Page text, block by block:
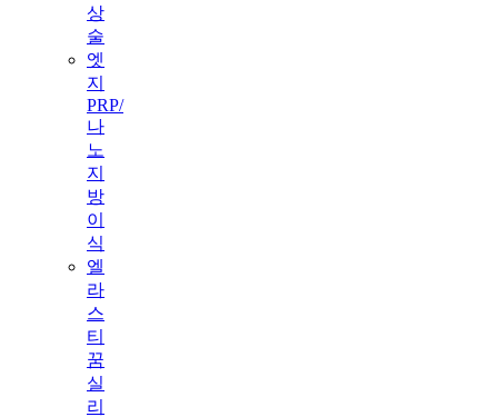
상
술
엣
지
PRP/
나
노
지
방
이
식
엘
라
스
티
꿈
실
리